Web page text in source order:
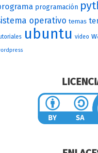
programación
operativo temas
ubuntu video